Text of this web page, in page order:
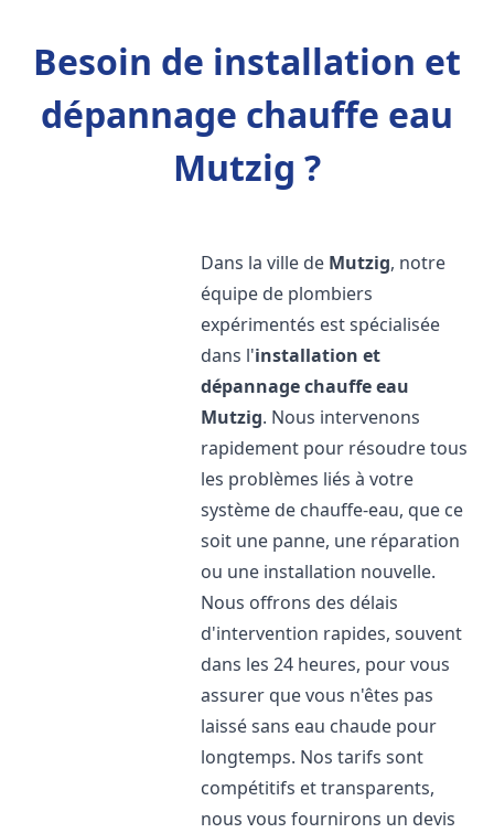
Besoin de installation et
dépannage chauffe eau
Mutzig ?
Dans la ville de Mutzig, notre
équipe de plombiers
expérimentés est spécialisée
dans l'installation et
dépannage chauffe eau
Mutzig. Nous intervenons
rapidement pour résoudre tous
les problèmes liés à votre
système de chauffe-eau, que ce
soit une panne, une réparation
ou une installation nouvelle.
Nous offrons des délais
d'intervention rapides, souvent
dans les 24 heures, pour vous
assurer que vous n'êtes pas
laissé sans eau chaude pour
longtemps. Nos tarifs sont
compétitifs et transparents,
nous vous fournirons un devis